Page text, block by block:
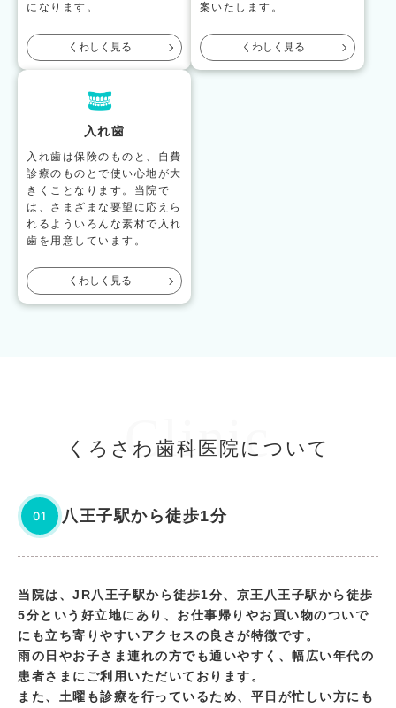
になります。
くわしく見る
案いたします。
くわしく見る
入れ歯
入れ歯は保険のものと、自費
診療のものとで使い心地が大
きくことなります。当院で
は、さまざまな要望に応えら
れるよういろんな素材で入れ
歯を用意しています。
くわしく見る
Clinic
くろさわ歯科医院について
01 八王子駅から徒歩1分
当院は、JR八王子駅から徒歩1分、京王八王子駅から徒歩
5分という好立地にあり、お仕事帰りやお買い物のついで
にも立ち寄りやすいアクセスの良さが特徴です。
雨の日やお子さま連れの方でも通いやすく、幅広い年代の
患者さまにご利用いただいております。
また、土曜も診療を行っているため、平日が忙しい方にも